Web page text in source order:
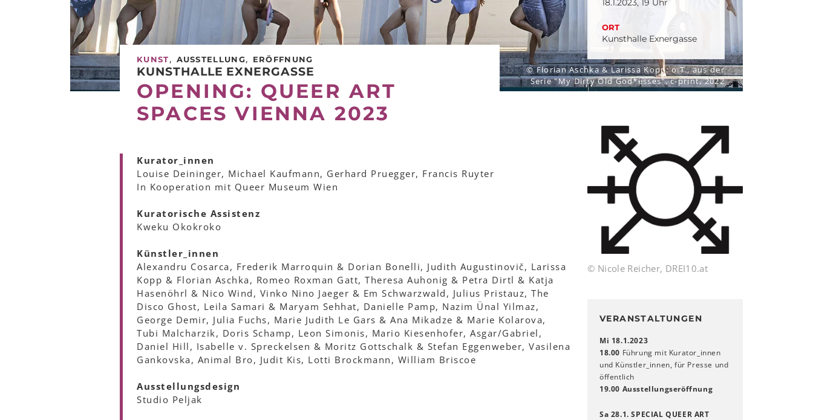
18.1.2023, 19 Uhr
ORT
Kunsthalle Exnergasse
© Florian Aschka & Larissa Kopp: o.T., aus der
Serie "My Dirty Old God*esses", c-print, 2022
KUNST, AUSSTELLUNG, ERÖFFNUNG
KUNSTHALLE EXNERGASSE
OPENING: QUEER ART
SPACES VIENNA 2023
Kurator_innen
Louise Deininger, Michael Kaufmann, Gerhard Pruegger, Francis Ruyter
In Kooperation mit Queer Museum Wien
Kuratorische Assistenz
Kweku Okokroko
Künstler_innen
Alexandru Cosarca, Frederik Marroquin & Dorian Bonelli, Judith Augustinovič, Larissa
Kopp & Florian Aschka, Romeo Roxman Gatt, Theresa Auhonig & Petra Dirtl & Katja
Hasenöhrl & Nico Wind, Vinko Nino Jaeger & Em Schwarzwald, Julius Pristauz, The
Disco Ghost, Leila Samari & Maryam Sehhat, Danielle Pamp, Nazim Ünal Yilmaz,
George Demir, Julia Fuchs, Marie Judith Le Gars & Ana Mikadze & Marie Kolarova,
Tubi Malcharzik, Doris Schamp, Leon Simonis, Mario Kiesenhofer, Asgar/Gabriel,
Daniel Hill, Isabelle v. Spreckelsen & Moritz Gottschalk & Stefan Eggenweber, Vasilena
Gankovska, Animal Bro, Judit Kis, Lotti Brockmann, William Briscoe
Ausstellungsdesign
Studio Peljak
© Nicole Reicher, DREI10.at
VERANSTALTUNGEN
Mi 18.1.2023
18.00 Führung mit Kurator_innen
und Künstler_innen, für Presse und
öffentlich
19.00 Ausstellungseröffnung
Sa 28.1. SPECIAL QUEER ART